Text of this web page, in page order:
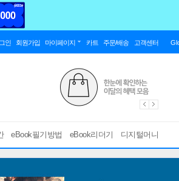
인 회원가입 마이페이지 카트 주문/배송 고객센터
eBook필기방법 eBook리더기 디지털머니